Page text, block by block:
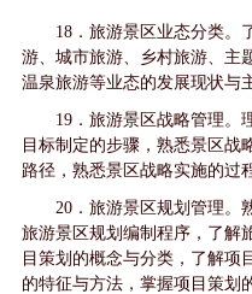
18．旅游景区业态分类。
游、城市旅游、乡村旅游、主
温泉旅游等业态的发展现状与
19．旅游景区战略管理。
目标制定的步骤，熟悉景区战
路径，熟悉景区战略实施的过
20．旅游景区规划管理。
旅游景区规划编制程序，了解
目策划的概念与分类，了解项
的特征与方法，掌握项目策划